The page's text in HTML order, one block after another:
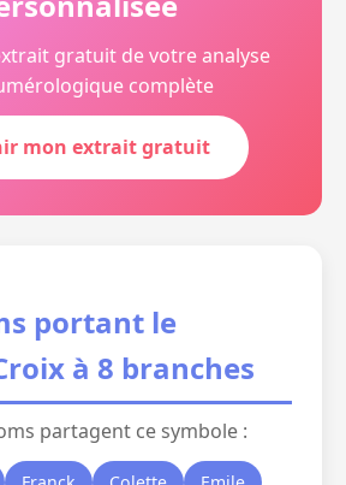
gratuit de votre analyse
complète
mon extrait gratuit
portant le
à 8 branches
partagent ce symbole :